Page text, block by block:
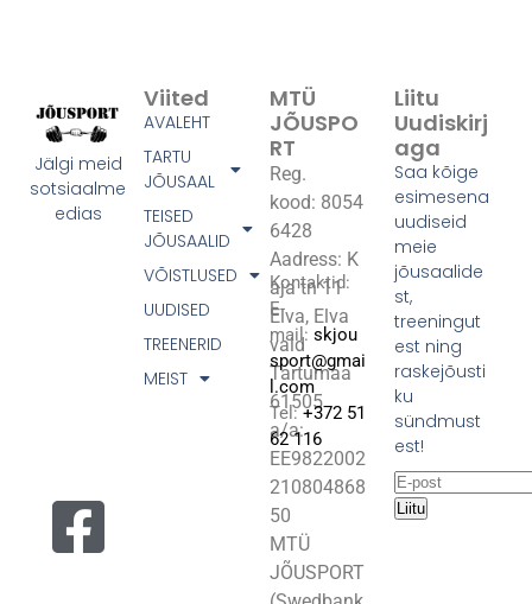
Jälgi meid
sotsiaalme
edias
MTÜ
JÕUSPO
RT
Reg.
kood: 8054
6428
Aadress: K
aja tn 11
Elva, Elva
vald
Tartumaa
61505
a/a:
EE9822002
210804868
50
MTÜ
JÕUSPORT
Kontaktid:
E-
mail: skjou
sport@gmai
l.com
Tel:+372 51
62 116
Viited
AVALEHT
TARTU
JÕUSAAL
TEISED
JÕUSAALID
VÕISTLUSED
UUDISED
TREENERID
MEIST
Liitu
Uudiskirj
Aga
Saa kõige
esimesena
uudiseid
meie
jõusaalide
st,
treeningut
est ning
raskejõusti
ku
sündmust
est!
Liitu